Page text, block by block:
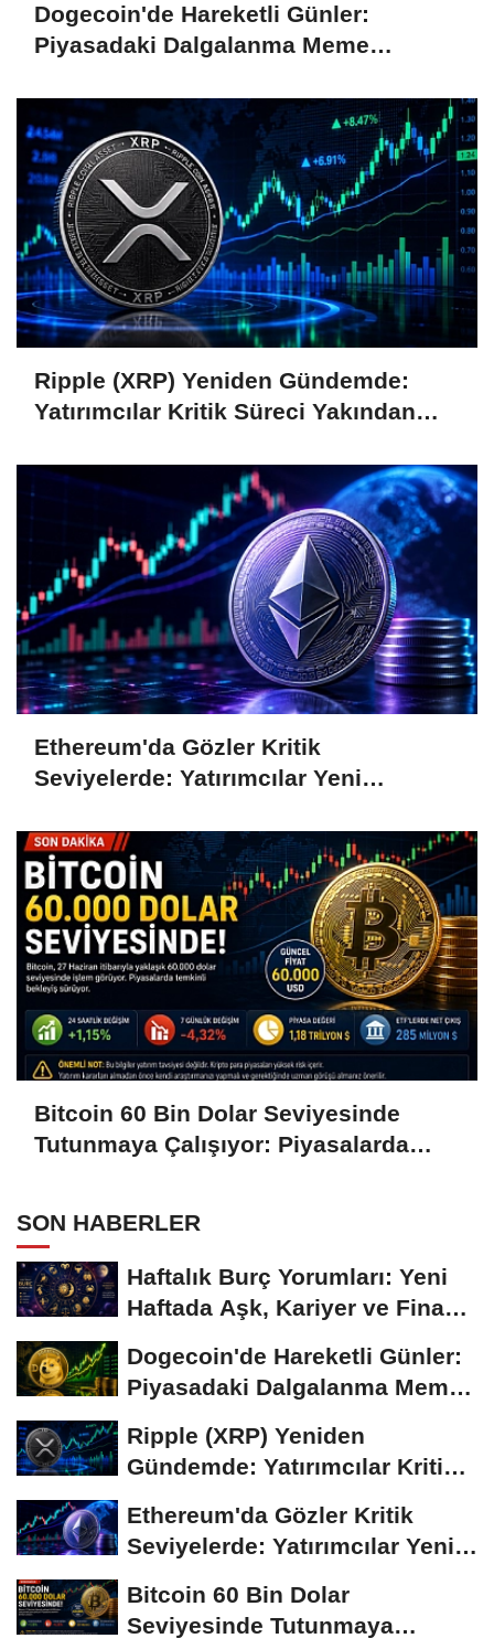
Dogecoin'de Hareketli Günler:
Piyasadaki Dalgalanma Meme
Ripple (XRP) Yeniden Gündemde:
Yatırımcılar Kritik Süreci Yakından
Ethereum'da Gözler Kritik
Seviyelerde: Yatırımcılar Yeni
Bitcoin 60 Bin Dolar Seviyesinde
Tutunmaya Çalışıyor: Piyasalarda
SON HABERLER
Haftalık Burç Yorumları: Yeni
Haftada Aşk, Kariyer ve Finans
Dogecoin'de Hareketli Günler:
Piyasadaki Dalgalanma Meme
Ripple (XRP) Yeniden
Gündemde: Yatırımcılar Kritik
Ethereum'da Gözler Kritik
Seviyelerde: Yatırımcılar Yeni
Bitcoin 60 Bin Dolar
Seviyesinde Tutunmaya